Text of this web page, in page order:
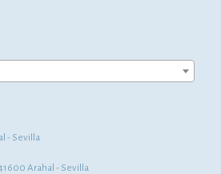
- Sevilla
Arahal - Sevilla